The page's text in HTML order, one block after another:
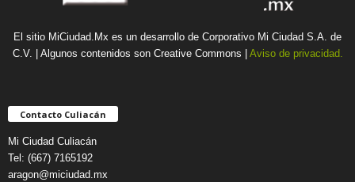
El sitio MiCiudad.Mx es un desarrollo de Corporativo Mi Ciudad S.A. de
C.V. | Algunos contenidos son Creative Commons | Aviso de privacidad.
Contacto Culiacán
Mi Ciudad Culiacán
Tel: (667) 7165192
aragon@miciudad.mx